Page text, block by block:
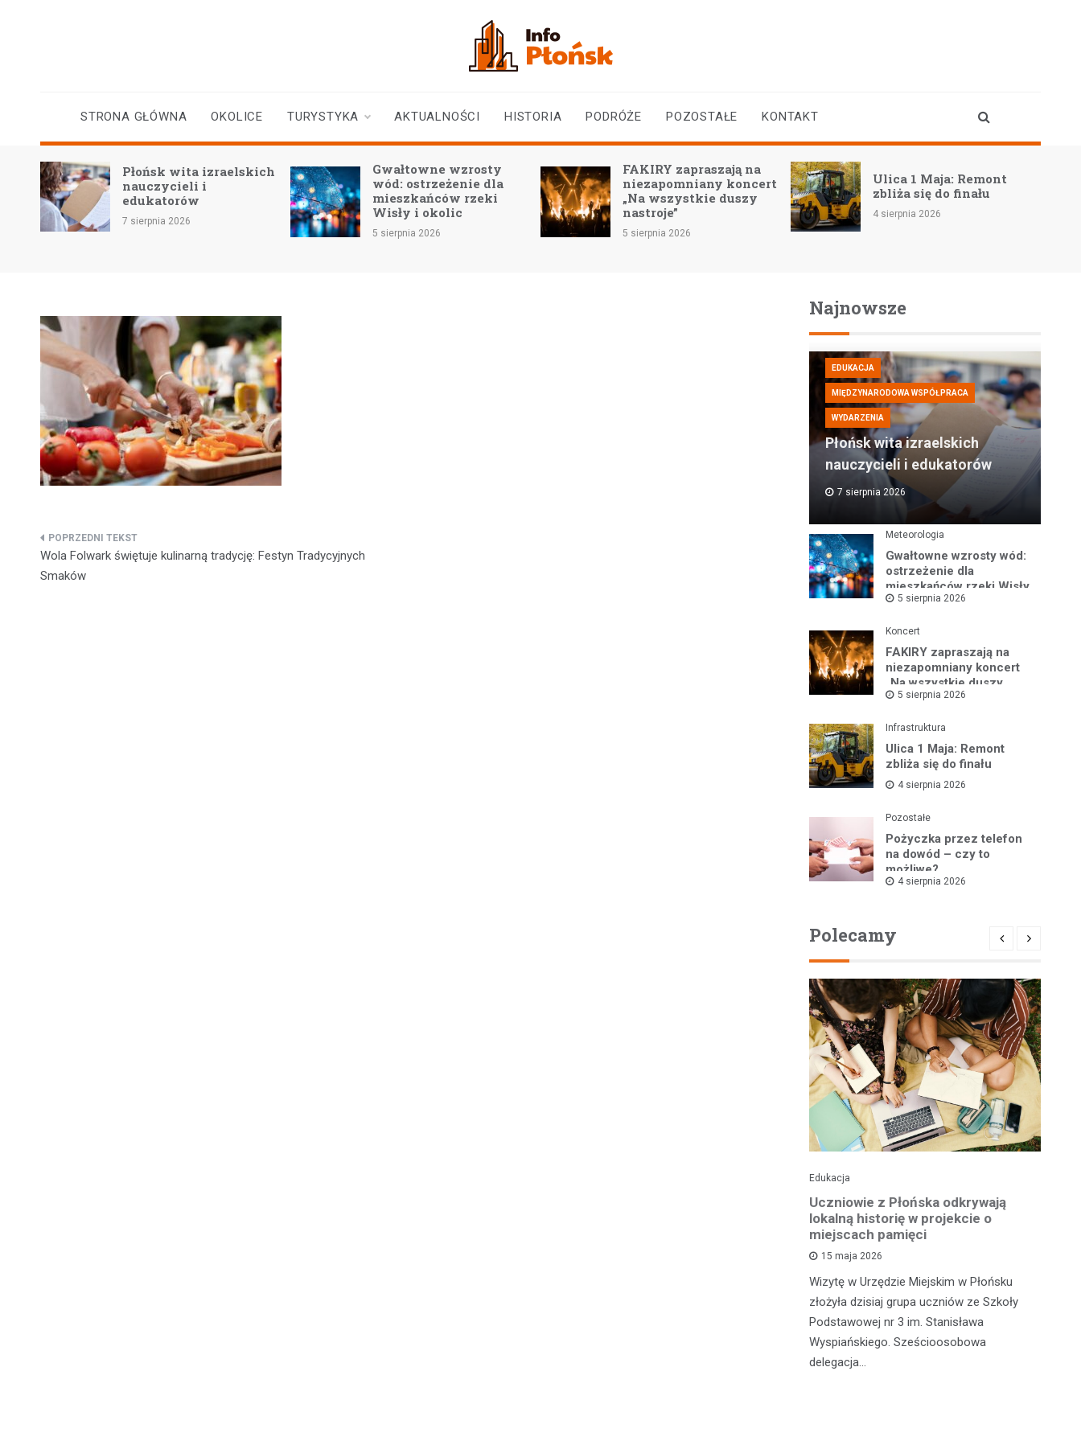
STRONA GŁÓWNA OKOLICE TURYSTYKA AKTUALNOŚCI HISTORIA PODRÓŻE POZOSTAŁE KONTAKT
Płońsk wita izraelskich
nauczycieli i
edukatorów
7 sierpnia 2026
Gwałtowne wzrosty
wód: ostrzeżenie dla
mieszkańców rzeki
Wisły i okolic
5 sierpnia 2026
FAKIRY zapraszają na
niezapomniany koncert
„Na wszystkie duszy
nastroje”
5 sierpnia 2026
Ulica 1 Maja: Remont
zbliża się do finału
4 sierpnia 2026
Nawigacja
wpisu
Wola Folwark świętuje kulinarną tradycję: Festyn Tradycyjnych
Smaków
Najnowsze
EDUKACJA
MIĘDZYNARODOWA WSPÓŁPRACA
WYDARZENIA
Płońsk wita izraelskich
nauczycieli i edukatorów
7 sierpnia 2026
Meteorologia
Gwałtowne wzrosty wód:
ostrzeżenie dla
mieszkańców rzeki Wisły
i okolic
5 sierpnia 2026
Koncert
FAKIRY zapraszają na
niezapomniany koncert
„Na wszystkie duszy
nastroje”
5 sierpnia 2026
Infrastruktura
Ulica 1 Maja: Remont
zbliża się do finału
4 sierpnia 2026
Pozostałe
Pożyczka przez telefon
na dowód – czy to
możliwe?
4 sierpnia 2026
Polecamy
Edukacja
Uczniowie z Płońska odkrywają
lokalną historię w projekcie o
miejscach pamięci
15 maja 2026
Wizytę w Urzędzie Miejskim w Płońsku
złożyła dzisiaj grupa uczniów ze Szkoły
Podstawowej nr 3 im. Stanisława
Wyspiańskiego. Sześcioosobowa
delegacja…